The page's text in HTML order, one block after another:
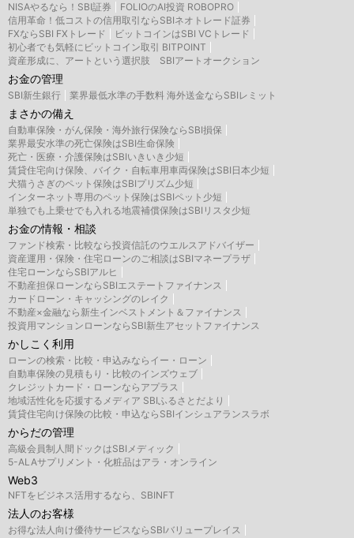
NISAやるなら！SBI証券
FOLIOのAI投資 ROBOPRO
信用革命！低コストの信用取引ならSBIネオトレード証券
FXならSBI FXトレード
ビットコインはSBI VCトレード
初心者でも気軽にビットコイン取引 BITPOINT
資産形成に、アートという選択肢 SBIアートオークション
お金の管理
SBI新生銀行 業界最低水準の手数料 海外送金ならSBIレミット
まさかの備え
自動車保険・がん保険・海外旅行保険ならSBI損保
業界最安水準の死亡保険はSBI生命保険
死亡・医療・介護保険はSBIいきいき少短
賃貸住宅向け保険、バイク・自転車用車両保険はSBI日本少短
犬猫うさぎのペット保険はSBIプリズム少短
インターネット専用のペット保険はSBIペット少短
単独でも上乗せでも入れる地震補償保険はSBIリスタ少短
お金の情報・相談
ファンド検索・比較なら投資信託のウエルスアドバイザー
資産運用・保険・住宅ローンのご相談はSBIマネープラザ
住宅ローンならSBIアルヒ
不動産担保ローンならSBIエステートファイナンス
カードローン・キャッシングのレイク
不動産×金融なら新生インベストメント＆ファイナンス
投資用マンションローンならSBI新生アセットファイナンス
かしこく利用
ローンの検索・比較・申込みならイー・ローン
自動車保険の見積もり・比較のインズウェブ
クレジットカード・ローンならアプラス
地域活性化を応援するメディア SBIふるさとだより
賃貸住宅向け保険の比較・申込ならSBIインシュアランスラボ
からだの管理
高級会員制人間ドックはSBIメディック
5-ALAサプリメント・化粧品はアラ・オンライン
Web3
NFTをビジネス活用するなら、SBINFT
法人のお客様
お得な法人向け優待サービスならSBIバリュープレイス